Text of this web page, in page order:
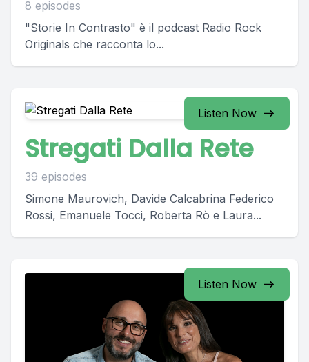
8 episodes
"Storie In Contrasto" è il podcast Radio Rock
Originals che racconta lo...
Listen Now
Stregati Dalla Rete
39 episodes
Simone Maurovich, Davide Calcabrina Federico
Rossi, Emanuele Tocci, Roberta Rò e Laura...
Listen Now